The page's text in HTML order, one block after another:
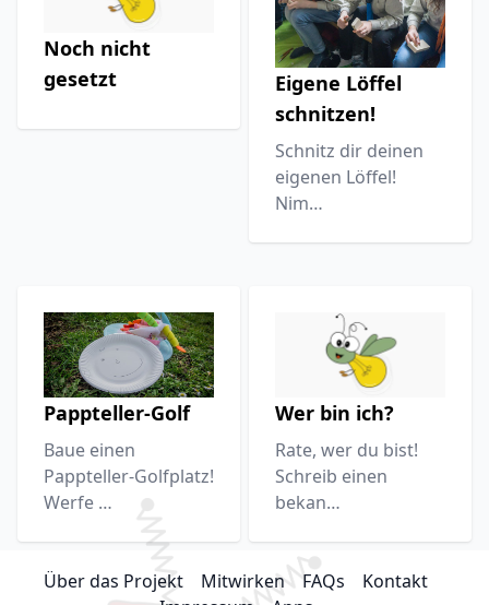
Noch nicht
gesetzt
Eigene Löffel
schnitzen!
Schnitz dir deinen
eigenen Löffel!
Nim…
Pappteller-Golf
Baue einen
Pappteller-Golfplatz!
Werfe …
Wer bin ich?
Rate, wer du bist!
Schreib einen
bekan…
Über das Projekt Mitwirken FAQs
Kontakt